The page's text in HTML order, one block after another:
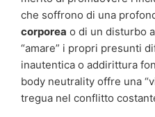
che soffrono di una
corporea o di un disturbo
“amare” i propri presunti
inautentica o addirittura
body neutrality offre una
tregua nel conflitto